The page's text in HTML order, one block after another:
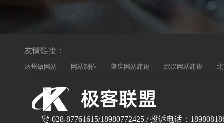
友情链接：
达州做网站 网站制作 肇庆网站建设 武汉网站建设
028-87761615/18980772425 / 投诉电话：